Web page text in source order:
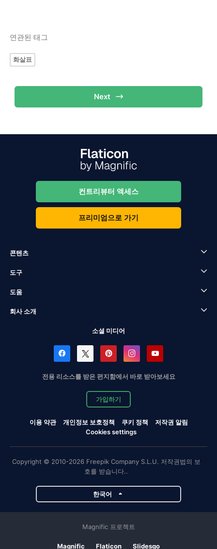
연관된 태그
화살표
Next
컨트리뷰터 액세스
프리미엄으로 가기
콘텐츠
도구
도움
회사 소개
소셜 미디어
전용 리소스를 받은 편지함에서 바로 받아보세요
가입하기
이용 약관 개인정보 보호정책 쿠키 정책
저작권 알림
Cookies settings
Copyright © 2010-2026 Freepik Company S.L.U. 저작권법의 보
호를 받습니다..
한국어
Magnific 프로젝트
Magnific Flaticon Slidesgo